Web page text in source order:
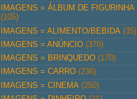
IMAGENS = ÁLBUM DE FIGURINHA
(105)
IMAGENS = ALIMENTO/BEBIDA (35)
IMAGENS = ANÚNCIO (370)
IMAGENS = BRINQUEDO (170)
IMAGENS = CARRO (236)
IMAGENS = CINEMA (250)